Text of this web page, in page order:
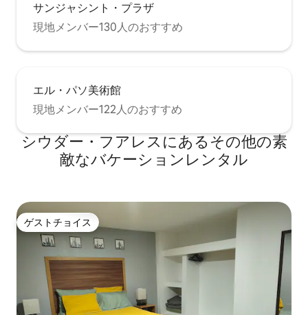
サンジャシント・プラザ
現地メンバー130人のおすすめ
エル・パソ美術館
現地メンバー122人のおすすめ
シウダー・フアレスにあるその他の素
敵なバケーションレンタル
ゲストチョイス
ゲストチョイス